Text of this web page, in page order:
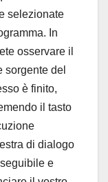
selezionate
In
osservare il
sorgente del
è finito,
il tasto
di dialogo
e